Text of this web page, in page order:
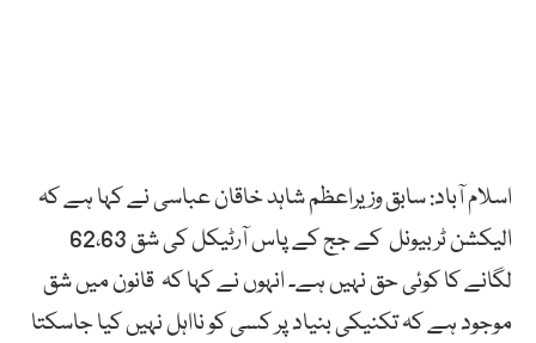
اسلام آباد: سابق وزیراعظم شاہد خاقان عباسی نے کہا ہے کہ
الیکشن ٹربیونل کے جج کے پاس آرٹیکل کی شق 62،63
لگانے کا کوئی حق نہیں ہے۔ انہوں نے کہا کہ قانون میں شق
موجود ہے کہ تکنیکی بنیاد پر کسی کو نااہل نہیں کیا جاسکتا